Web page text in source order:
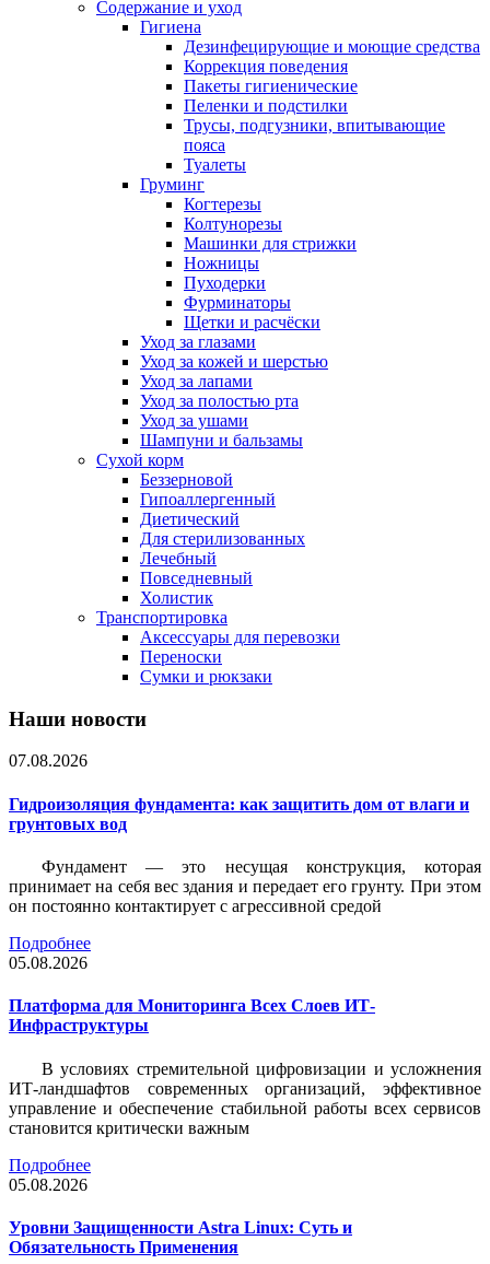
Содержание и уход
Гигиена
Дезинфецирующие и моющие средства
Коррекция поведения
Пакеты гигиенические
Пеленки и подстилки
Трусы, подгузники, впитывающие
пояса
Туалеты
Груминг
Когтерезы
Колтунорезы
Машинки для стрижки
Ножницы
Пуходерки
Фурминаторы
Щетки и расчёски
Уход за глазами
Уход за кожей и шерстью
Уход за лапами
Уход за полостью рта
Уход за ушами
Шампуни и бальзамы
Сухой корм
Беззерновой
Гипоаллергенный
Диетический
Для стерилизованных
Лечебный
Повседневный
Холистик
Транспортировка
Аксессуары для перевозки
Переноски
Сумки и рюкзаки
Наши новости
07.08.2026
Гидроизоляция фундамента: как защитить дом от влаги и
грунтовых вод
Фундамент — это несущая конструкция, которая
принимает на себя вес здания и передает его грунту. При этом
он постоянно контактирует с агрессивной средой
Подробнее
05.08.2026
Платформа для Мониторинга Всех Слоев ИТ-
Инфраструктуры
В условиях стремительной цифровизации и усложнения
ИТ-ландшафтов современных организаций, эффективное
управление и обеспечение стабильной работы всех сервисов
становится критически важным
Подробнее
05.08.2026
Уровни Защищенности Astra Linux: Суть и
Обязательность Применения